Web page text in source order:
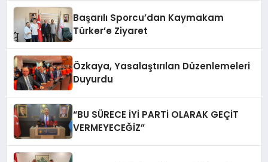
Başarılı Sporcu’dan Kaymakam
Türker’e Ziyaret
Özkaya, Yasalaştırılan Düzenlemeleri
Duyurdu
“BU SÜRECE İYİ PARTİ OLARAK GEÇİT
VERMEYECEĞİZ”